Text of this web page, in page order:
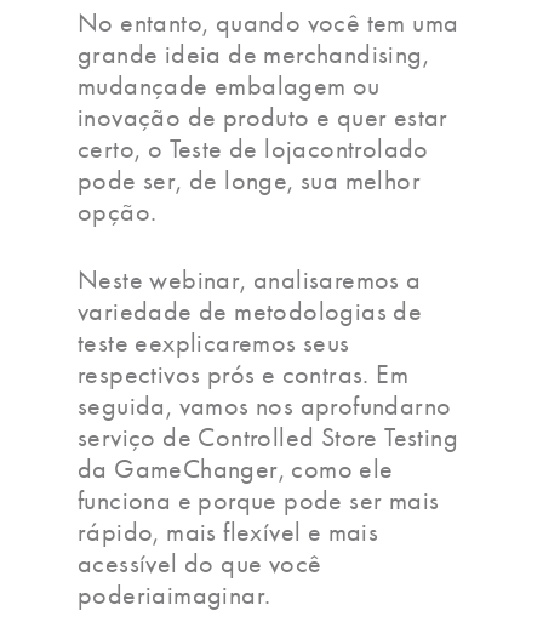
No entanto, quando você tem uma
grande ideia de merchandising,
mudançade embalagem ou
inovação de produto e quer estar
certo, o Teste de lojacontrolado
pode ser, de longe, sua melhor
opção.
Neste webinar, analisaremos a
variedade de metodologias de
teste eexplicaremos seus
respectivos prós e contras. Em
seguida, vamos nos aprofundarno
serviço de Controlled Store Testing
da GameChanger, como ele
funciona e porque pode ser mais
rápido, mais flexível e mais
acessível do que você
poderiaimaginar.